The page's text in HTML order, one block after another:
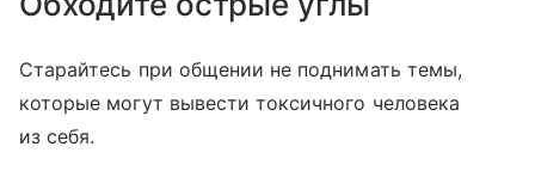
Старайтесь при общении не поднимать темы,
которые могут вывести токсичного человека
из себя.